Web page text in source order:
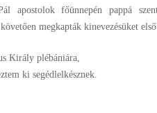
apostolok főünnepén pappá
megkapták kinevezésüket
Király plébániára,
ki segédlelkésznek.